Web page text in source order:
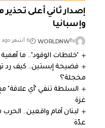
إصدار ثاني أعلى
وإسبانيا
By
WORLDNW 6 أشهر ago
"خلاطات الوقود".. ما
فضيحة إبستين.. كيف رد
مخجلة"؟
السلطة تنفي "أي علاقة"
غزة
لبنان أمام واقعين..
عدّة